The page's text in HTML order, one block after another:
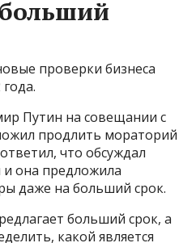
проверки бизнеса
Путин на совещании с
продлить мораторий
что обсуждал
и она предложила
даже на больший срок.
больший срок, а
какой является